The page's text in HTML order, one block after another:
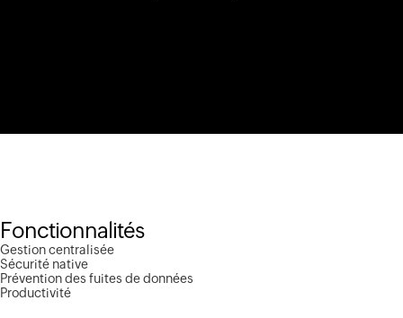
Fonctionnalités
Gestion centralisée
Sécurité native
Prévention des fuites de données
Productivité